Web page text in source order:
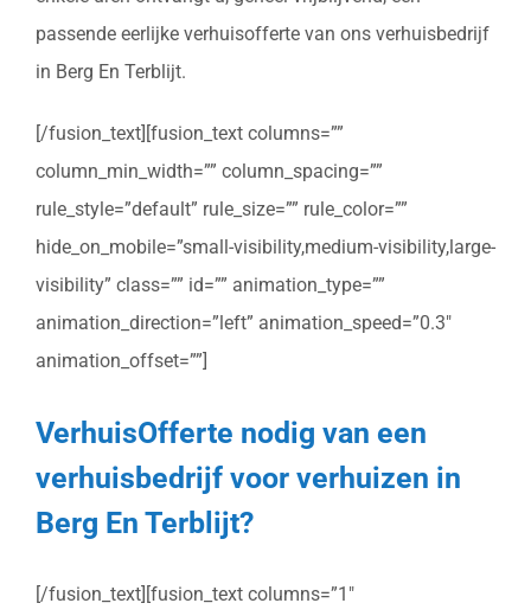
passende eerlijke verhuisofferte van ons verhuisbedrijf
in Berg En Terblijt.
[/fusion_text][fusion_text columns=””
column_min_width=”” column_spacing=””
rule_style=”default” rule_size=”” rule_color=””
hide_on_mobile=”small-visibility,medium-visibility,large-
visibility” class=”” id=”” animation_type=””
animation_direction=”left” animation_speed=”0.3″
animation_offset=””]
VerhuisOfferte nodig van een
verhuisbedrijf voor verhuizen in
Berg En Terblijt?
[/fusion_text][fusion_text columns=”1″